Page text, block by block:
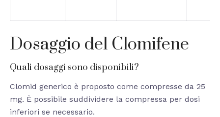
Dosaggio del Clomifene
Quali dosaggi sono disponibili?
Clomid generico è proposto come compresse da 25
mg. È possibile suddividere la compressa per dosi
inferiori se necessario.